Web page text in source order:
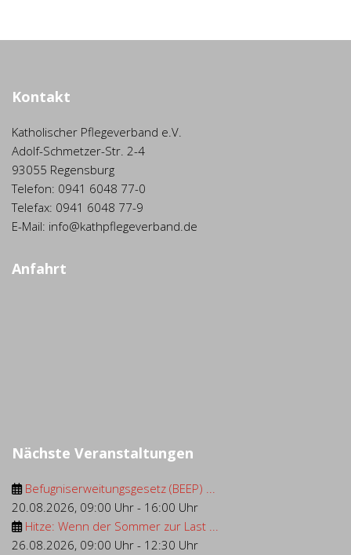
Kontakt
Katholischer Pflegeverband e.V.
Adolf-Schmetzer-Str. 2-4
93055 Regensburg
Telefon: 0941 6048 77-0
Telefax: 0941 6048 77-9
E-Mail: info@kathpflegeverband.de
Anfahrt
Nächste Veranstaltungen
Befugniserweitungsgesetz (BEEP) ...
20.08.2026, 09:00 Uhr - 16:00 Uhr
Hitze: Wenn der Sommer zur Last ...
26.08.2026, 09:00 Uhr - 12:30 Uhr